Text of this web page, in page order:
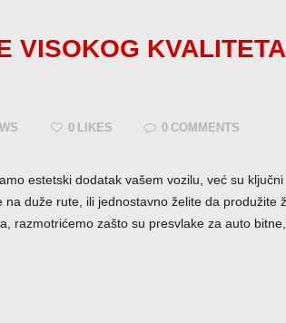
VISOKOG
0 LIKES 0 COMMENTS
estetski dodatak vašem vozilu, već su
duže rute, ili jednostavno želite da
razmotrićemo zašto su presvlake za auto